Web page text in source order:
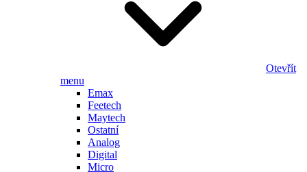
Otevřít
menu
Emax
Feetech
Maytech
Ostatní
Analog
Digital
Micro